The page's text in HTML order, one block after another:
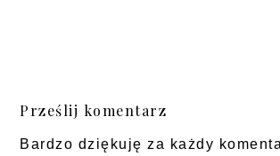
Prześlij komentarz
Bardzo dziękuję za każdy